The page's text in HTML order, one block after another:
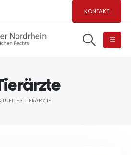
KONTAKT
TIERÄRZTE